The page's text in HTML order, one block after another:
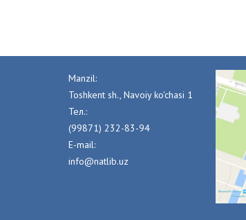
Manzil:
Toshkent sh., Navoiy ko'chasi 1
Тел.:
(99871) 232-83-94
E-mail:
info@natlib.uz